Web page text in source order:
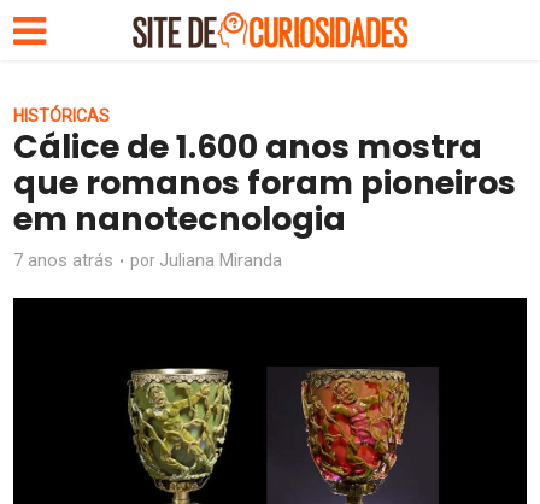
HISTÓRICAS
Cálice de 1.600 anos mostra
que romanos foram pioneiros
em nanotecnologia
7 anos atrás por Juliana Miranda